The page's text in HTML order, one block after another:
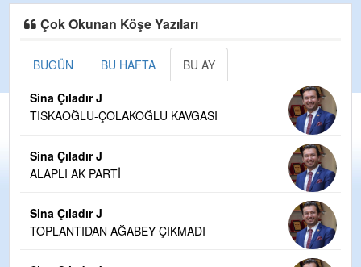
Çok Okunan Köşe Yazıları
BUGÜN BU HAFTA BU AY
Sina Çıladır J
TISKAOĞLU-ÇOLAKOĞLU KAVGASI
Sina Çıladır J
ALAPLI AK PARTİ
Sina Çıladır J
TOPLANTIDAN AĞABEY ÇIKMADI